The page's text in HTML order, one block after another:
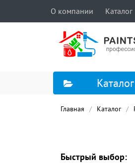
О компании Каталог
Главная Каталог
Быстрый выбор: